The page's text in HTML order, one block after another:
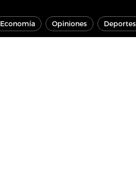
Economía Opiniones Deportes